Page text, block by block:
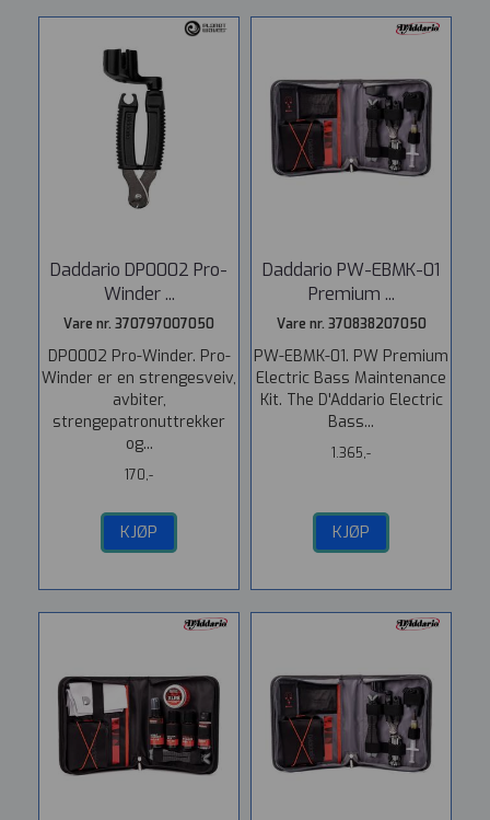
Daddario DP0002 Pro-
Winder ...
Vare nr. 370797007050
DP0002 Pro-Winder. Pro-
Winder er en strengesveiv,
avbiter,
strengepatronuttrekker
og...
170,-
KJØP
Daddario PW-EBMK-01
Premium ...
Vare nr. 370838207050
PW-EBMK-01. PW Premium
Electric Bass Maintenance
Kit. The D'Addario Electric
Bass...
1.365,-
KJØP